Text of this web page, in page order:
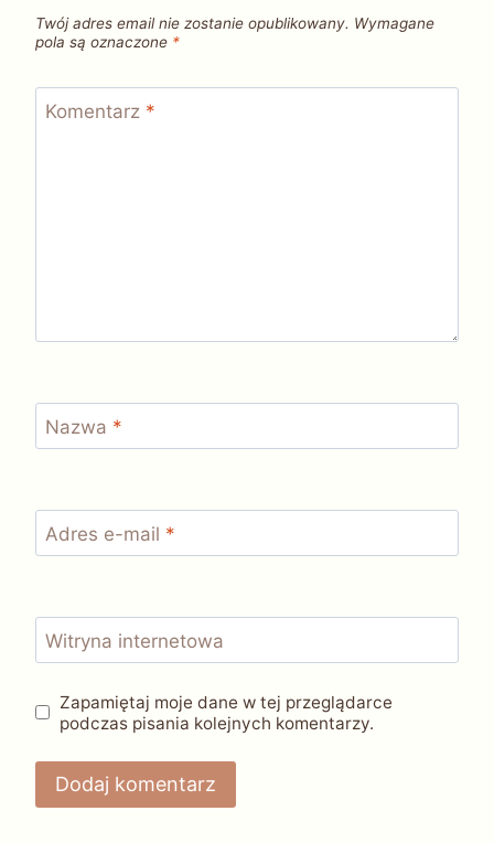
Twój adres email nie zostanie opublikowany. Wymagane
pola są oznaczone *
Komentarz *
Nazwa *
Adres e-mail *
Witryna internetowa
Zapamiętaj moje dane w tej przeglądarce
podczas pisania kolejnych komentarzy.